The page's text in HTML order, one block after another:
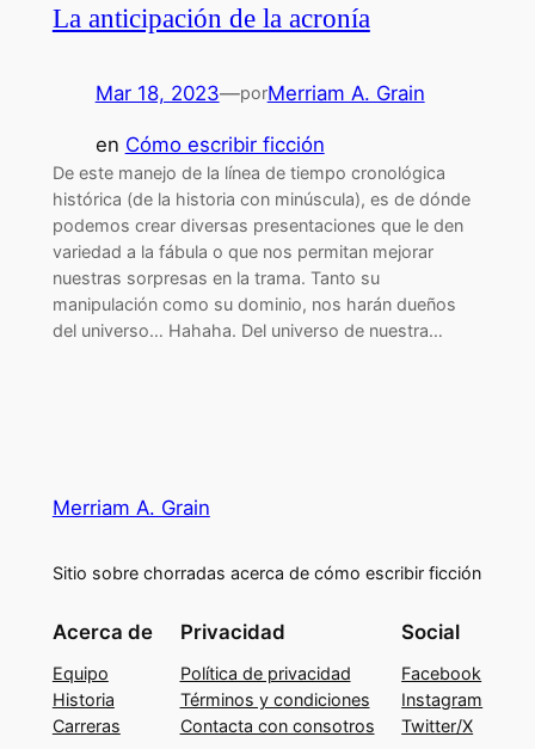
La anticipación de la acronía
Mar 18, 2023—porMerriam A. Grain
en Cómo escribir ficción
De este manejo de la línea de tiempo cronológica
histórica (de la historia con minúscula), es de dónde
podemos crear diversas presentaciones que le den
variedad a la fábula o que nos permitan mejorar
nuestras sorpresas en la trama. Tanto su
manipulación como su dominio, nos harán dueños
del universo… Hahaha. Del universo de nuestra…
Merriam A. Grain
Sitio sobre chorradas acerca de cómo escribir ficción
Acerca de
Equipo
Historia
Carreras
Privacidad
Política de privacidad
Términos y condiciones
Contacta con consotros
Social
Facebook
Instagram
Twitter/X